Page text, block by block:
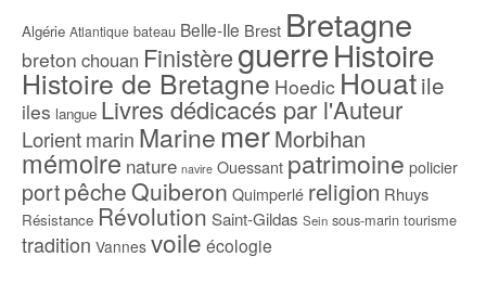
Algérie Atlantique bateau Belle-Ile Brest Bretagne
breton chouan FinistèreguerreHistoire
Histoire de Bretagne Hoedic Houatile
iles langue Livres dédicacés par l'Auteur
Lorientmarin Marine merMorbihan
mémoire nature navire Ouessant patrimoine policier
portpêcheQuiberon Quimperlé religion Rhuys
Résistance Révolution Saint-Gildas Sein sous-marin tourisme
tradition Vannes voile écologie